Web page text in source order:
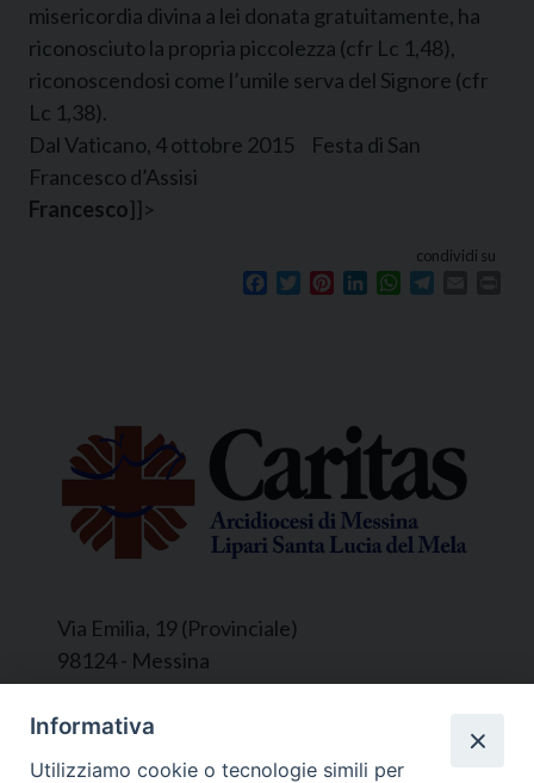
misericordia divina a lei donata gratuitamente, ha
riconosciuto la propria piccolezza (cfr Lc 1,48),
riconoscendosi come l’umile serva del Signore (cfr
Lc 1,38).
Dal Vaticano, 4 ottobre 2015 Festa di San
Francesco d’Assisi
Francesco]]>
condividi su
Facebook
TwitterPinterestLinkedInWhatsApp
Via Emilia, 19 (Provinciale)
98124 - Messina
Segreteria e Amministrazione:
L’Ufficio è aperto tutti i giorni da lunedì a
venerdì, dalle ore 9.30 alle ore 12.30.
Informativa
Utilizziamo cookie o tecnologie simili per